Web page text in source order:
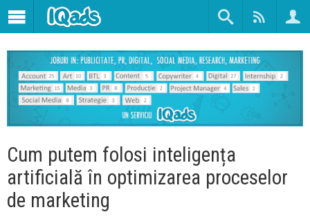
Cum putem folosi inteligența
artificială în optimizarea proceselor
de marketing